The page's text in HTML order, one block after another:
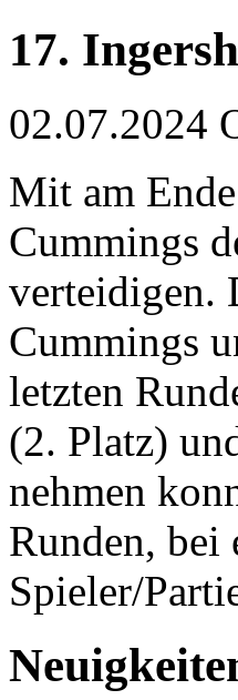
17.
02.07.2024
Mit am
Cummings
verteidigen.
Cummings
letzten
(2. Platz)
nehmen
Runden, bei
Spieler/